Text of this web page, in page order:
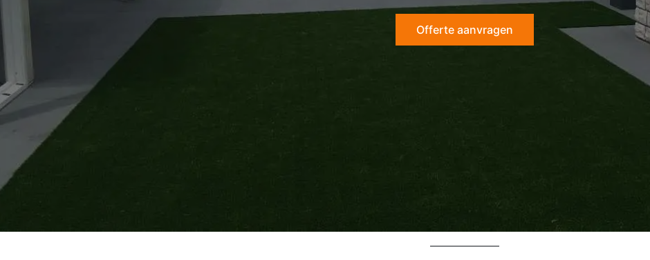
Offerte aanvragen